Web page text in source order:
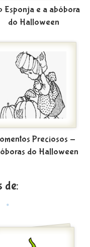
Esponja e a abóbora
do Halloween
Preciosos -
do Halloween
de: